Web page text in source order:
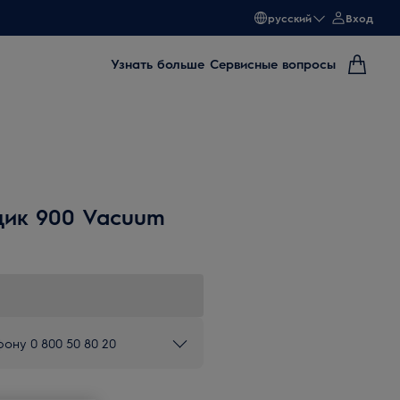
русский Вход
Узнать больше Сервисные вопросы
900 Vacuum
0 800 50 80 20